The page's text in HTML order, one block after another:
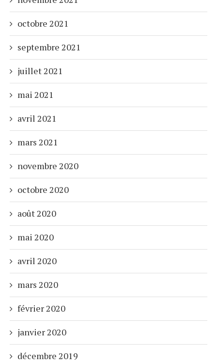
octobre 2021
septembre 2021
juillet 2021
mai 2021
avril 2021
mars 2021
novembre 2020
octobre 2020
août 2020
mai 2020
avril 2020
mars 2020
février 2020
janvier 2020
décembre 2019